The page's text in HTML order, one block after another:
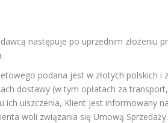
następuje po uprzednim
podana jest w złotych polskich
dostawy (w tym opłatach za
uiszczenia, Klient jest informowany
woli związania się Umową Sprzedaży.